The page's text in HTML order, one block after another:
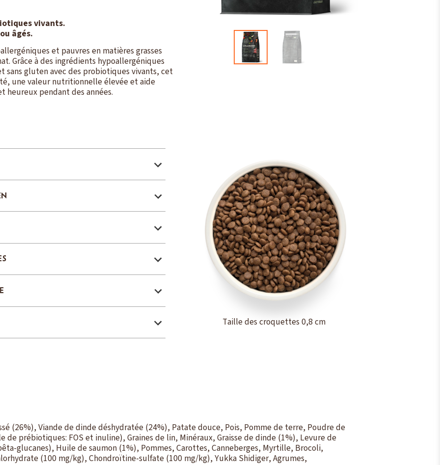
vivants.
âgés.
et pauvres en matières grasses
Grâce à des ingrédients hypoallergéniques
sans gluten avec des probiotiques vivants, cet
une valeur nutritionnelle élevée et aide
heureux pendant des années.
Taille des croquettes 0,8 cm
(26%), Viande de dinde déshydratée (24%), Patate douce, Pois, Pomme de terre, Poudre de
de prébiotiques: FOS et inuline), Graines de lin, Minéraux, Graisse de dinde (1%), Levure de
glucanes), Huile de saumon (1%), Pommes, Carottes, Canneberges, Myrtille, Brocoli,
(100 mg/kg), Chondroïtine-sulfate (100 mg/kg), Yukka Shidiger, Agrumes,